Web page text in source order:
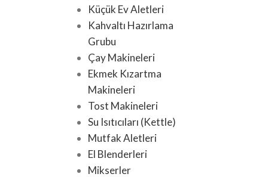
Küçük Ev Aletleri
Kahvaltı Hazırlama
Grubu
Çay Makineleri
Ekmek Kızartma
Makineleri
Tost Makineleri
Su Isıtıcıları (Kettle)
Mutfak Aletleri
El Blenderleri
Mikserler